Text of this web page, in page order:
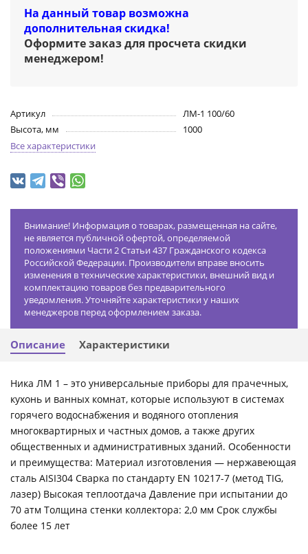
На данный товар возможна
дополнительная скидка!
Оформите заказ для просчета скидки
менеджером!
Артикул
ЛМ-1 100/60
Высота, мм
1000
Все характеристики
Внимание! Информация о товарах, размещенная на сайте,
не является публичной офертой, определяемой
положениями Части 2 Статьи 437 Гражданского кодекса
Российской Федерации. Производители вправе вносить
изменения в технические характеристики, внешний вид и
комплектацию товаров без предварительного
уведомления. Уточняйте характеристики у наших
менеджеров перед оформлением заказа.
Описание Характеристики
Ника ЛМ 1 – это универсальные приборы для прачечных,
кухонь и ванных комнат, которые используют в системах
горячего водоснабжения и водяного отопления
многоквартирных и частных домов, а также других
общественных и административных зданий. Особенности
и преимущества: Материал изготовления — нержавеющая
сталь AISI304 Сварка по стандарту EN 10217-7 (метод TIG,
лазер) Высокая теплоотдача Давление при испытании до
70 атм Толщина стенки коллектора: 2,0 мм Срок службы
более 15 лет